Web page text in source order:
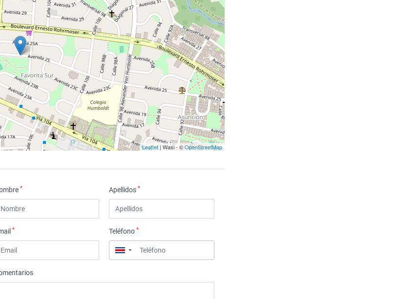
Leaflet| Wasi - ©OpenStreetMap
* Apellidos*
* Teléfono*
▼